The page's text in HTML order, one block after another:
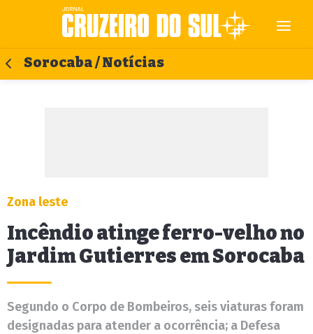
Sorocaba / Notícias
Zona leste
Incêndio atinge ferro-velho no
Jardim Gutierres em Sorocaba
Segundo o Corpo de Bombeiros, seis viaturas foram
designadas para atender a ocorrência; a Defesa